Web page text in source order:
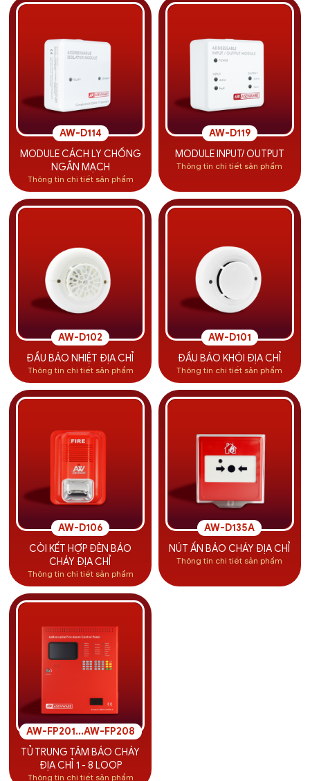
AW-D114
MODULE CÁCH LY CHỐNG
NGẮN MẠCH
Thông tin chi tiết sản phẩm
AW-D119
MODULE INPUT/ OUTPUT
Thông tin chi tiết sản phẩm
AW-D102
ĐẦU BÁO NHIỆT ĐỊA CHỈ
Thông tin chi tiết sản phẩm
AW-D101
ĐẦU BÁO KHÓI ĐỊA CHỈ
Thông tin chi tiết sản phẩm
AW-D106
CÒI KẾT HỢP ĐÈN BÁO
CHÁY ĐỊA CHỈ
Thông tin chi tiết sản phẩm
AW-D135A
NÚT ẤN BÁO CHÁY ĐỊA CHỈ
Thông tin chi tiết sản phẩm
AW-FP201...AW-FP208
TỦ TRUNG TÂM BÁO CHÁY
ĐỊA CHỈ 1 - 8 LOOP
Thông tin chi tiết sản phẩm